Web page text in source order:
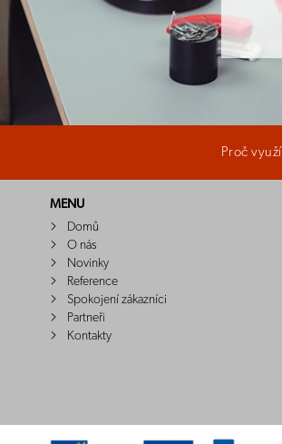
Proč
MENU
Domů
O nás
Novinky
Reference
Spokojení zákazníci
Partneři
Kontakty